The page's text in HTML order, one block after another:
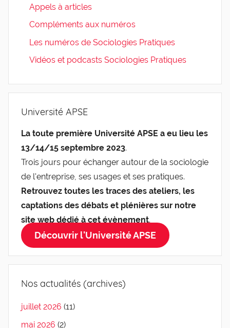
Appels à articles
Compléments aux numéros
Les numéros de Sociologies Pratiques
Vidéos et podcasts Sociologies Pratiques
Université APSE
La toute première Université APSE a eu lieu les
13/14/15 septembre 2023.
Trois jours pour échanger autour de la sociologie
de l'entreprise, ses usages et ses pratiques.
Retrouvez toutes les traces des ateliers, les
captations des débats et plénières sur notre
site web dédié à cet évènement.
Découvrir l'Université APSE
Nos actualités (archives)
juillet 2026 (11)
mai 2026 (2)